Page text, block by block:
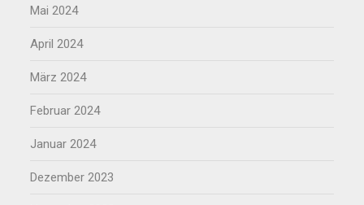
Mai 2024
April 2024
März 2024
Februar 2024
Januar 2024
Dezember 2023